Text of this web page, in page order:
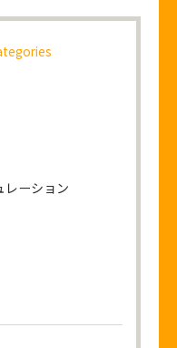
レーション